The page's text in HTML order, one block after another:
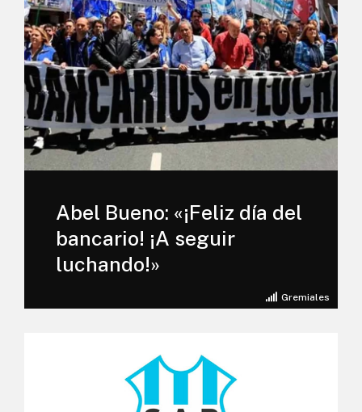
Gremiales
Abel Bueno: «¡Feliz día del
bancario! ¡A seguir
luchando!»